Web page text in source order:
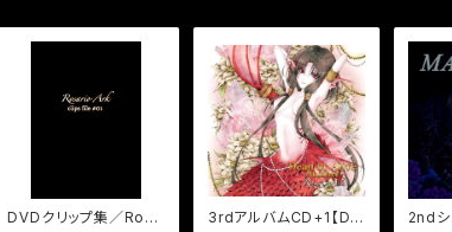
DVDクリップ集／Rosa
3rdアルバムCD+1【De
2ndシ